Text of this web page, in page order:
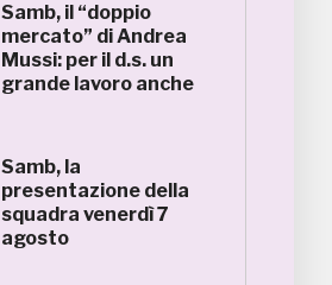
Samb, il “doppio
mercato” di Andrea
Mussi: per il d.s. un
grande lavoro anche
Samb, la
presentazione della
squadra venerdì 7
agosto